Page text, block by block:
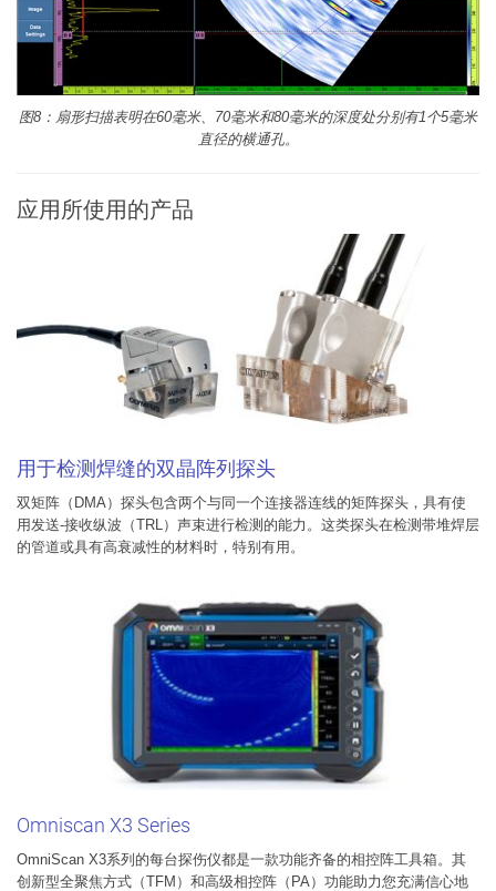
图8：扇形扫描表明在60毫米、70毫米和80毫米的深度处分别有1个5毫米
直径的横通孔。
应用所使用的产品
用于检测焊缝的双晶阵列探头
双矩阵（DMA）探头包含两个与同一个连接器连线的矩阵探头，具有使
用发送-接收纵波（TRL）声束进行检测的能力。这类探头在检测带堆焊层
的管道或具有高衰减性的材料时，特别有用。
Omniscan X3 Series
OmniScan X3系列的每台探伤仪都是一款功能齐备的相控阵工具箱。其
创新型全聚焦方式（TFM）和高级相控阵（PA）功能助力您充满信心地